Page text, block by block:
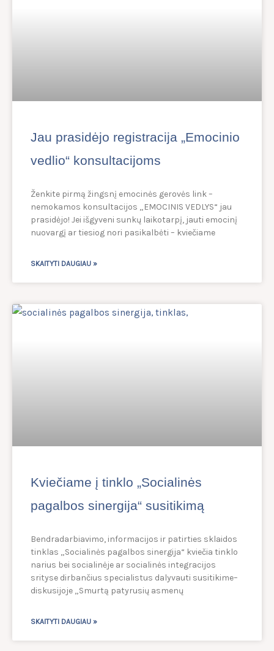
Jau prasidėjo registracija „Emocinio
vedlio“ konsultacijoms
Ženkite pirmą žingsnį emocinės gerovės link –
nemokamos konsultacijos „EMOCINIS VEDLYS“ jau
prasidėjo! Jei išgyveni sunkų laikotarpį, jauti emocinį
nuovargį ar tiesiog nori pasikalbėti – kviečiame
SKAITYTI DAUGIAU »
Kviečiame į tinklo „Socialinės
pagalbos sinergija“ susitikimą
Bendradarbiavimo, informacijos ir patirties sklaidos
tinklas „Socialinės pagalbos sinergija“ kviečia tinklo
narius bei socialinėje ar socialinės integracijos
srityse dirbančius specialistus dalyvauti susitikime–
diskusijoje „Smurtą patyrusių asmenų
SKAITYTI DAUGIAU »